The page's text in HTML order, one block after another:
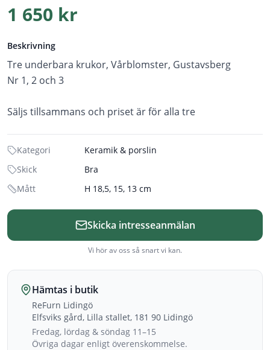
1 650 kr
Beskrivning
Tre underbara krukor, Vårblomster, Gustavsberg
Nr 1, 2 och 3
Kategori
Keramik & porslin
Skick
Bra
Mått
H 18,5, 15, 13 cm
Skicka intresseanmälan
Vi hör av oss så snart vi kan.
Hämtas i butik
ReFurn Lidingö
Elfsviks gård, Lilla stallet, 181 90 Lidingö
Fredag, lördag & söndag 11–15
Övriga dagar enligt överenskommelse.